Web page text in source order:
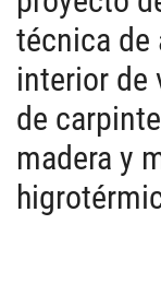
técnica de
interior de
de
madera y